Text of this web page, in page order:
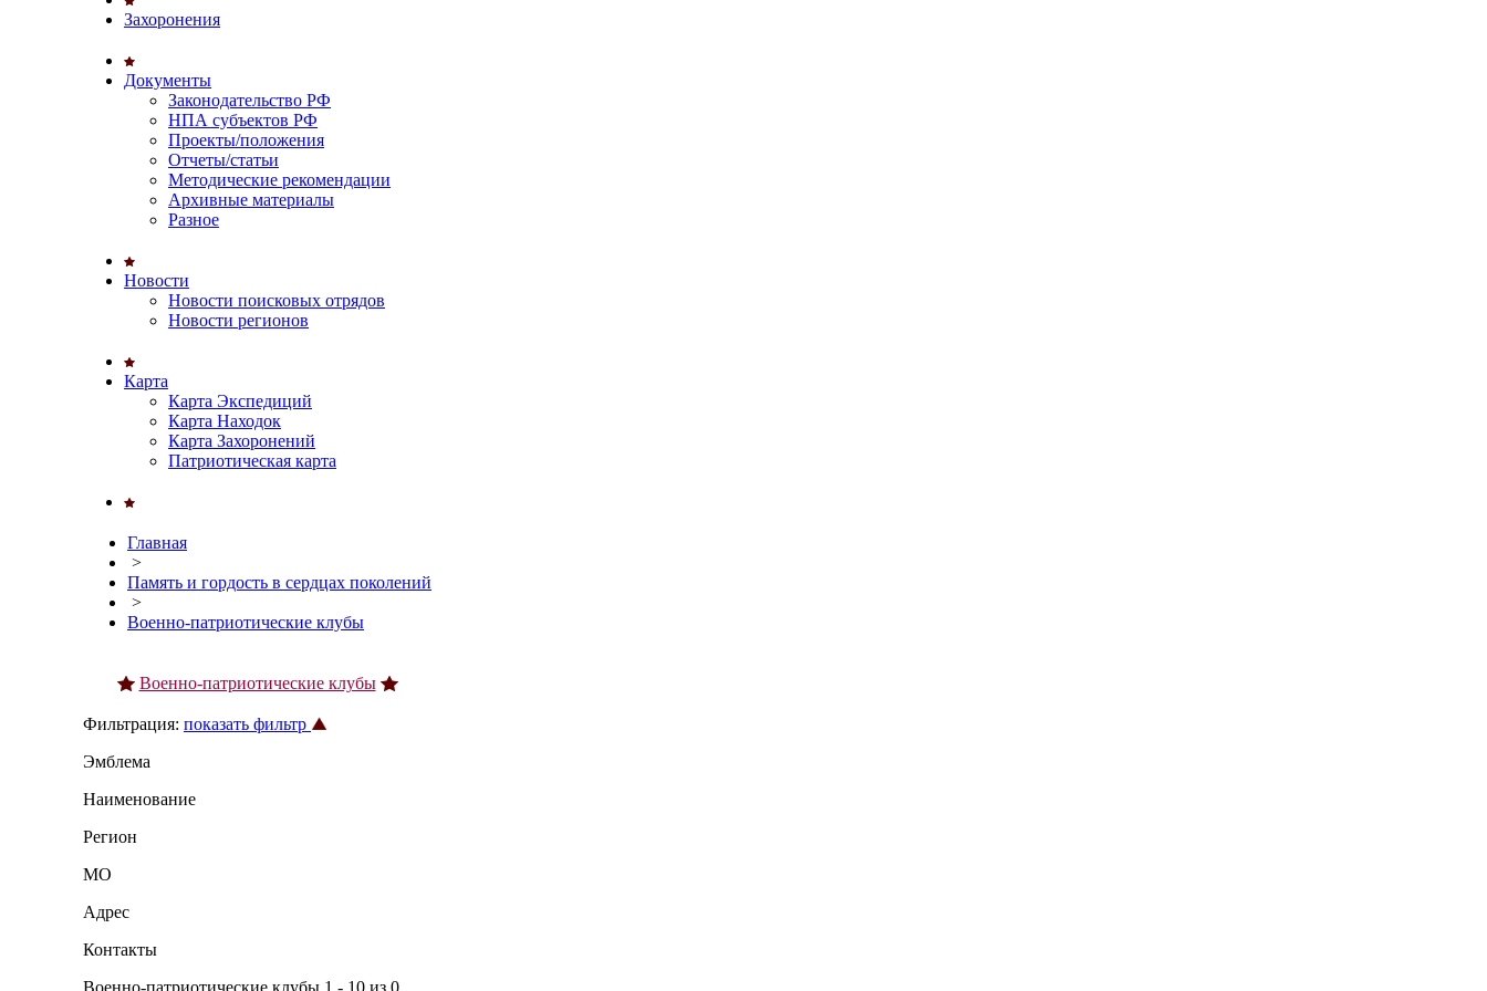
Захоронения
Документы
Законодательство РФ
НПА субъектов РФ
Проекты/положения
Отчеты/статьи
Методические рекомендации
Архивные материалы
Разное
Новости
Новости поисковых отрядов
Новости регионов
Карта
Карта Экспедиций
Карта Находок
Карта Захоронений
Патриотическая карта
Главная
>
Память и гордость в сердцах поколений
>
Военно-патриотические клубы
Военно-патриотические клубы
Фильтрация: показать фильтр
Эмблема
Наименование
Регион
МО
Адрес
Контакты
Военно-патриотические клубы 1 - 10 из 0